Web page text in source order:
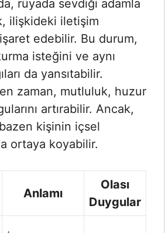
rüyada sevdiği adamla
ilişkideki iletişim
işaret edebilir. Bu durum,
isteğini ve aynı
da yansıtabilir.
zaman, mutluluk, huzur
artırabilir. Ancak,
kişinin içsel
ortaya koyabilir.
Anlamı
Olası
Duygular